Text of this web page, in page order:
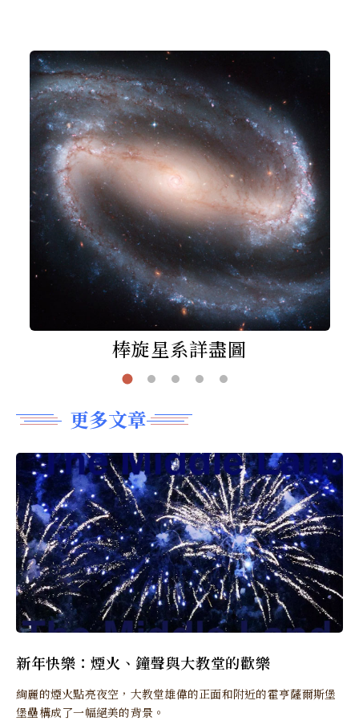
棒旋星系詳盡圖
更多文章
新年快樂：煙火、鐘聲與大教堂的歡樂
絢麗的煙火點亮夜空，大教堂雄偉的正面和附近的霍亨薩爾斯堡
堡壘構成了一幅絕美的背景。